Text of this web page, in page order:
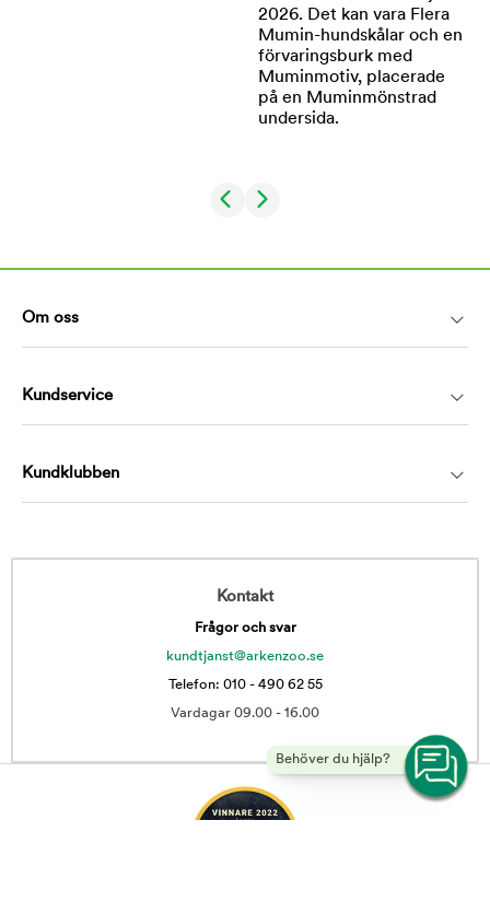
Behöver du hjälp?
Om oss
Kundservice
Kundklubben
Kontakt
Frågor och svar
kundtjanst@arkenzoo.se
Telefon: 010 - 490 62 55
Vardagar 09.00 - 16.00